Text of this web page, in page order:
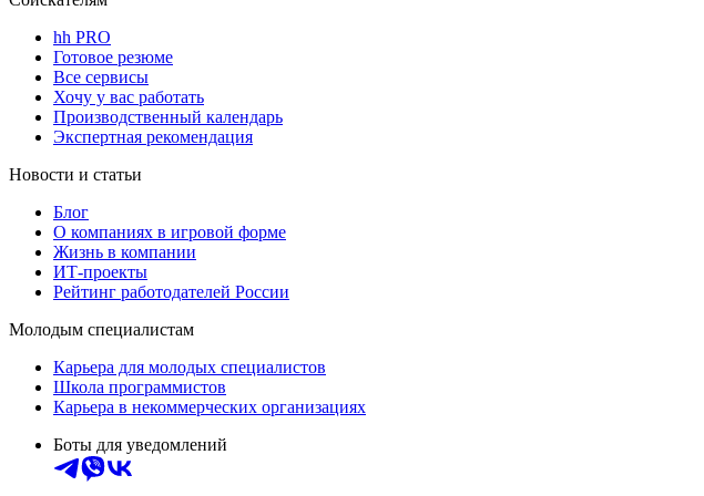
hh PRO
Готовое резюме
Все сервисы
Хочу у вас работать
Производственный календарь
Экспертная рекомендация
Новости и статьи
Блог
О компаниях в игровой форме
Жизнь в компании
ИТ-проекты
Рейтинг работодателей России
Молодым специалистам
Карьера для молодых специалистов
Школа программистов
Карьера в некоммерческих организациях
Боты для уведомлений